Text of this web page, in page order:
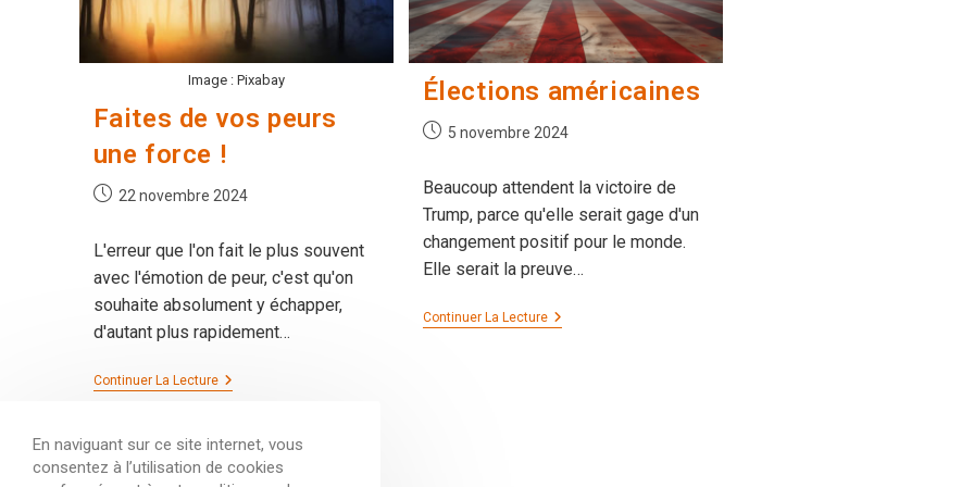
Image : Pixabay
Faites de vos peurs
une force !
Publication
22 novembre 2024
L'erreur que l'on fait le plus souvent
avec l'émotion de peur, c'est qu'on
souhaite absolument y échapper,
d'autant plus rapidement…
Continuer La LectureFaites
Une
Force
Élections américaines
Publication
5 novembre 2024
Beaucoup attendent la victoire de
Trump, parce qu'elle serait gage d'un
changement positif pour le monde.
Elle serait la preuve…
Continuer La LectureÉlections
En naviguant sur ce site internet, vous
consentez à l’utilisation de cookies